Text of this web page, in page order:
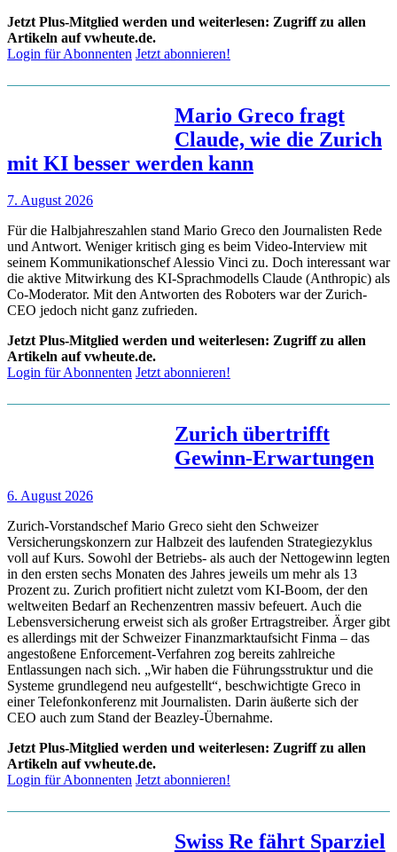
Jetzt Plus-Mitglied werden und weiterlesen: Zugriff zu allen
Artikeln auf vwheute.de.
Login für Abonnenten Jetzt abonnieren!
Mario Greco fragt
Claude, wie die Zurich
mit KI besser werden kann
7. August 2026
Für die Halbjahreszahlen stand Mario Greco den Journalisten Rede
und Antwort. Weniger kritisch ging es beim Video-Interview mit
seinem Kommunikationschef Alessio Vinci zu. Doch interessant war
die aktive Mitwirkung des KI-Sprachmodells Claude (Anthropic) als
Co-Moderator. Mit den Antworten des Roboters war der Zurich-
CEO jedoch nicht ganz zufrieden.
Jetzt Plus-Mitglied werden und weiterlesen: Zugriff zu allen
Artikeln auf vwheute.de.
Login für Abonnenten Jetzt abonnieren!
Zurich übertrifft
Gewinn-Erwartungen
6. August 2026
Zurich-Vorstandschef Mario Greco sieht den Schweizer
Versicherungskonzern zur Halbzeit des laufenden Strategiezyklus
voll auf Kurs. Sowohl der Betriebs- als auch der Nettogewinn legten
in den ersten sechs Monaten des Jahres jeweils um mehr als 13
Prozent zu. Zurich profitiert nicht zuletzt vom KI-Boom, der den
weltweiten Bedarf an Rechenzentren massiv befeuert. Auch die
Lebensversicherung erweist sich als großer Ertragstreiber. Ärger gibt
es allerdings mit der Schweizer Finanzmarktaufsicht Finma – das
angestoßene Enforcement-Verfahren zog bereits zahlreiche
Entlassungen nach sich. „Wir haben die Führungsstruktur und die
Systeme grundlegend neu aufgestellt“, beschwichtigte Greco in
einer Telefonkonferenz mit Journalisten. Darin äußerte sich der
CEO auch zum Stand der Beazley-Übernahme.
Jetzt Plus-Mitglied werden und weiterlesen: Zugriff zu allen
Artikeln auf vwheute.de.
Login für Abonnenten Jetzt abonnieren!
Swiss Re fährt Sparziel